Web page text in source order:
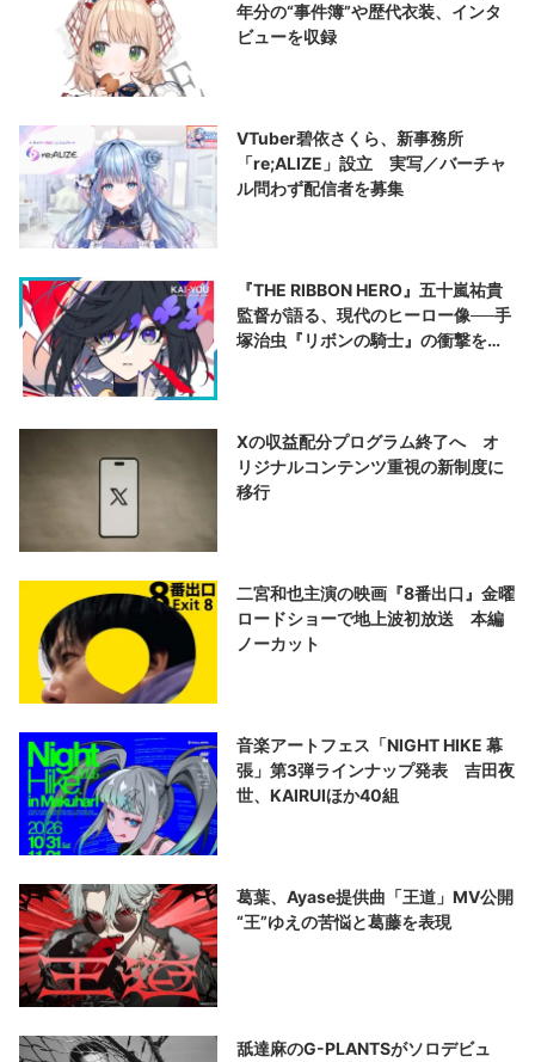
年分の“事件簿”や歴代衣装、インタ
ビューを収録
VTuber碧依さくら、新事務所
「re;ALIZE」設立 実写／バーチャ
ル問わず配信者を募集
『THE RIBBON HERO』五十嵐祐貴
監督が語る、現代のヒーロー像──手
塚治虫『リボンの騎士』の衝撃を再
Xの収益配分プログラム終了へ オ
リジナルコンテンツ重視の新制度に
移行
二宮和也主演の映画『8番出口』金曜
ロードショーで地上波初放送 本編
ノーカット
音楽アートフェス「NIGHT HIKE 幕
張」第3弾ラインナップ発表 吉田夜
世、KAIRUIほか40組
葛葉、Ayase提供曲「王道」MV公開
“王”ゆえの苦悩と葛藤を表現
舐達麻のG-PLANTSがソロデビュ